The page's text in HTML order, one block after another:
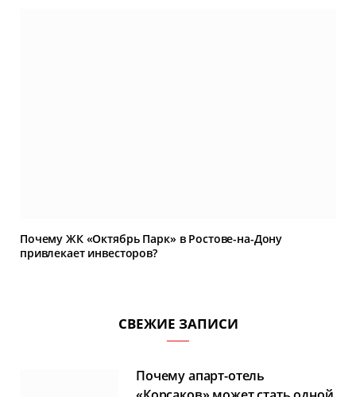
Почему ЖК «Октябрь Парк» в Ростове-на-Дону
привлекает инвесторов?
СВЕЖИЕ ЗАПИСИ
Почему апарт-отель